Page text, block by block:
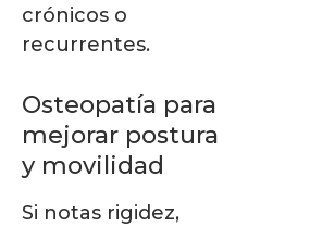
crónicos o
recurrentes.
Osteopatía para
mejorar postura
y movilidad
Si notas rigidez,